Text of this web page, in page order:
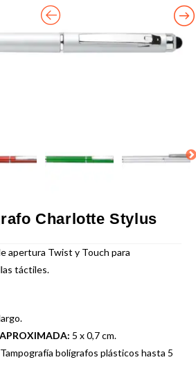
Charlotte Stylus
apertura Twist y Touch para
táctiles.
5 x 0,7 cm.
Tampografía bolígrafos plásticos hasta 5